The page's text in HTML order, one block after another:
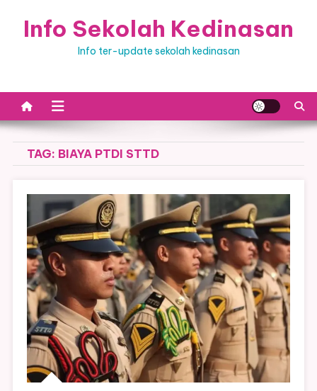
Info Sekolah Kedinasan
Info ter-update sekolah kedinasan
TAG: BIAYA PTDI STTD